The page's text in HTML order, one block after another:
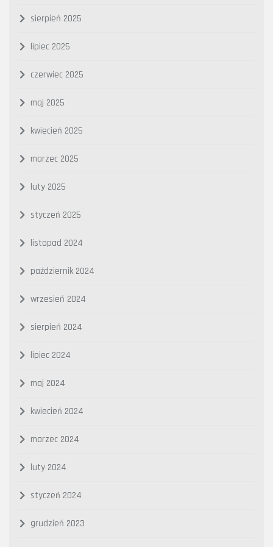
sierpień 2025
lipiec 2025
czerwiec 2025
maj 2025
kwiecień 2025
marzec 2025
luty 2025
styczeń 2025
listopad 2024
październik 2024
wrzesień 2024
sierpień 2024
lipiec 2024
maj 2024
kwiecień 2024
marzec 2024
luty 2024
styczeń 2024
grudzień 2023